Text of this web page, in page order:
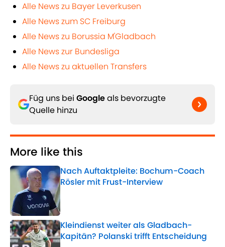
Alle News zu Bayer Leverkusen
Alle News zum SC Freiburg
Alle News zu Borussia M'Gladbach
Alle News zur Bundesliga
Alle News zu aktuellen Transfers
Füg uns bei Googleals bevorzugte
Quelle hinzu
More like this
Nach Auftaktpleite: Bochum-Coach
Rösler mit Frust-Interview
Published by on Invalid Date
Kleindienst weiter als Gladbach-
Kapitän? Polanski trifft Entscheidung